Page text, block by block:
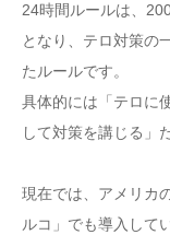
24時間ルールは、
となり、テロ対策の
たルールです。
具体的には「テロに
して対策を講じる」
現在では、アメリカ
ルコ」でも導入して